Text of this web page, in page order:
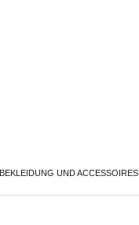
BEKLEIDUNG UND ACCESSOIRES